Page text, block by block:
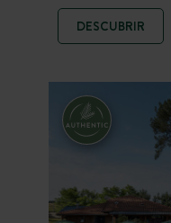
entre
DESCUBRIR